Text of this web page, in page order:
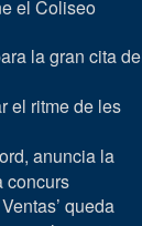
el Coliseo
la gran cita
el ritme de les
anuncia la
concurs
queda